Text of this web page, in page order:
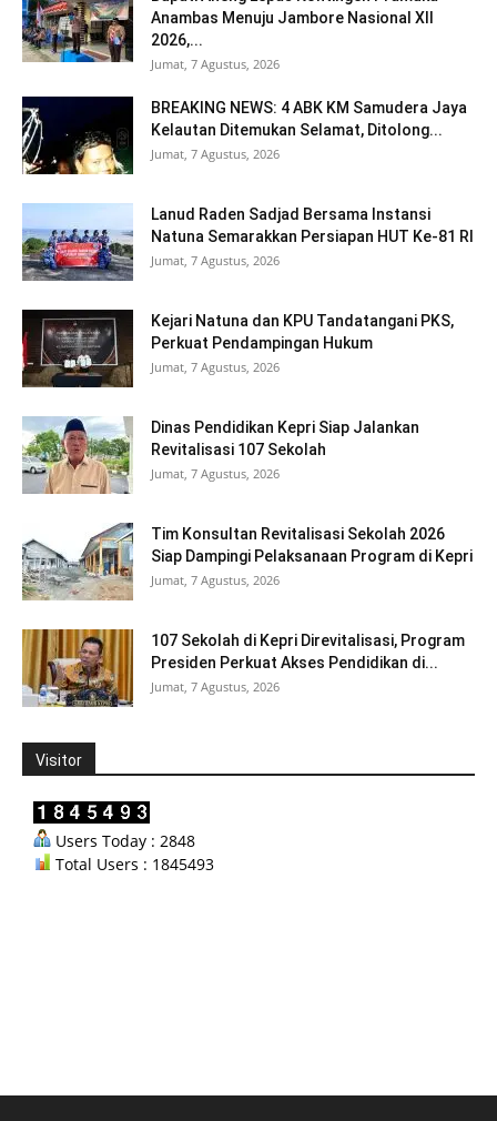
Anambas Menuju Jambore Nasional XII
2026,...
Jumat, 7 Agustus, 2026
BREAKING NEWS: 4 ABK KM Samudera Jaya
Kelautan Ditemukan Selamat, Ditolong...
Jumat, 7 Agustus, 2026
Lanud Raden Sadjad Bersama Instansi
Natuna Semarakkan Persiapan HUT Ke-81 RI
Jumat, 7 Agustus, 2026
Kejari Natuna dan KPU Tandatangani PKS,
Perkuat Pendampingan Hukum
Jumat, 7 Agustus, 2026
Dinas Pendidikan Kepri Siap Jalankan
Revitalisasi 107 Sekolah
Jumat, 7 Agustus, 2026
Tim Konsultan Revitalisasi Sekolah 2026
Siap Dampingi Pelaksanaan Program di Kepri
Jumat, 7 Agustus, 2026
107 Sekolah di Kepri Direvitalisasi, Program
Presiden Perkuat Akses Pendidikan di...
Jumat, 7 Agustus, 2026
Visitor
Users Today : 2848
Total Users : 1845493